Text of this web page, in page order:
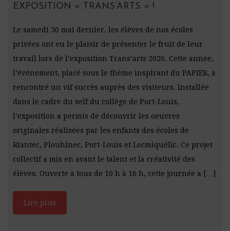
EXPOSITION « TRANS’ARTS » !
Le samedi 30 mai dernier, les élèves de nos écoles
privées ont eu le plaisir de présenter le fruit de leur
travail lors de l’exposition Trans’arts 2026. Cette année,
l’événement, placé sous le thème inspirant du PAPIER, a
rencontré un vif succès auprès des visiteurs. Installée
dans le cadre du self du collège de Port-Louis,
l’exposition a permis de découvrir les oeuvres
originales réalisées par les enfants des écoles de
Riantec, Plouhinec, Port-Louis et Locmiquélic. Ce projet
collectif a mis en avant le talent et la créativité des
élèves. Ouverte à tous de 10 h à 16 h, cette journée a […]
Lire plus